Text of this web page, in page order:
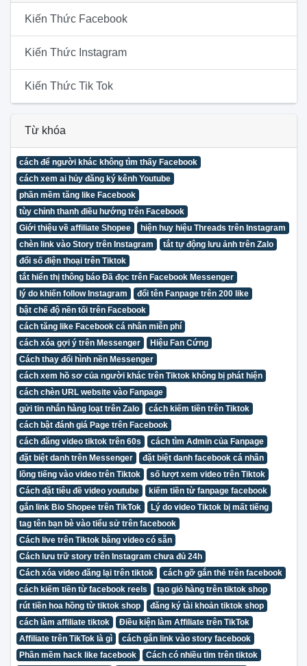
Kiến Thức Facebook
Kiến Thức Instagram
Kiến Thức Tik Tok
Từ khóa
cách để người khác không tìm thấy Facebook
cách xem ai hủy đăng ký kênh Youtube
phần mềm tăng like Facebook
tùy chỉnh thanh điều hướng trên Facebook
Giới thiệu về affiliate Shopee
hiện huy hiệu Threads trên Instagram
chèn link vào Story trên Instagram
tắt tự động lưu ảnh trên Zalo
đổi số điện thoại trên Tiktok
tắt hiển thị thông báo Đã đọc trên Facebook Messenger
lý do khiến follow Instagram
đổi tên Fanpage trên 200 like
bật chế độ nền tối trên Facebook
cách tăng like Facebook cá nhân miễn phí
cách xóa gợi ý trên Messenger
Hiệu Fan Cứng
Cách thay đổi hình nền Messenger
cách xem hồ sơ của người khác trên Tiktok không bị phát hiện
cách chèn URL website vào Fanpage
gửi tin nhắn hàng loạt trên Zalo
cách kiếm tiền trên Tiktok
cách bật đánh giá Page trên Facebook
cách đăng video tiktok trên 60s
cách tìm Admin của Fanpage
đặt biệt danh trên Messenger
đặt biệt danh facebook cá nhân
lồng tiếng vào video trên Tiktok
số lượt xem video trên Tiktok
Cách đặt tiêu đề video youtube
kiếm tiền từ fanpage facebook
gắn link Bio Shopee trên TikTok
Lý do video Tiktok bị mất tiếng
tag tên bạn bè vào tiểu sử trên facebook
Cách live trên Tiktok bằng video có sẵn
Cách lưu trữ story trên Instagram chưa đủ 24h
Cách xóa video đăng lại trên tiktok
cách gỡ gắn thẻ trên facebook
cách kiếm tiền từ facebook reels
tạo giỏ hàng trên tiktok shop
rút tiền hoa hồng từ tiktok shop
đăng ký tài khoản tiktok shop
cách làm affiliate tiktok
Điều kiện làm Affiliate trên TikTok
Affiliate trên TikTok là gì
cách gắn link vào story facebook
Phần mềm hack like facebook
Cách có nhiều tim trên tiktok